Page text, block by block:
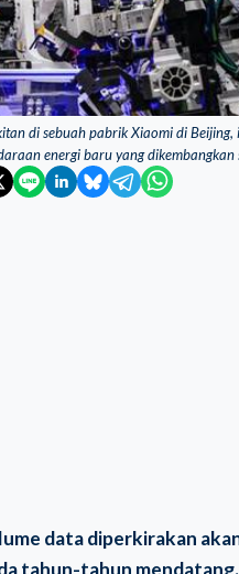
di sebuah pabrik Xiaomi di Beijing,
energi baru yang
data diperkirakan
tahun-tahun mendatang.